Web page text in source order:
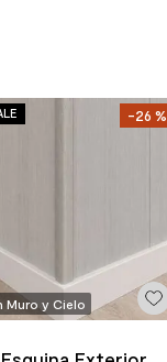
-26 %
Muro y Cielo